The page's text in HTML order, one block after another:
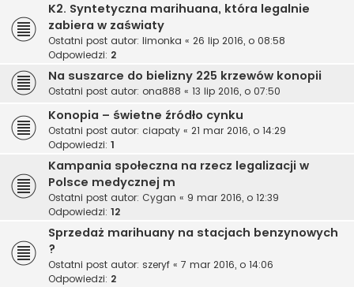
K2. Syntetyczna marihuana, która legalnie
zabiera w zaświaty
Ostatni post autor: limonka « 26 lip 2016, o 08:58
Odpowiedzi: 2
Na suszarce do bielizny 225 krzewów konopii
Ostatni post autor: ona888 « 13 lip 2016, o 07:50
Konopia – świetne źródło cynku
Ostatni post autor: ciapaty « 21 mar 2016, o 14:29
Odpowiedzi: 1
Kampania społeczna na rzecz legalizacji w
Polsce medycznej m
Ostatni post autor: Cygan « 9 mar 2016, o 12:39
Odpowiedzi: 12
Sprzedaż marihuany na stacjach benzynowych
?
Ostatni post autor: szeryf « 7 mar 2016, o 14:06
Odpowiedzi: 2